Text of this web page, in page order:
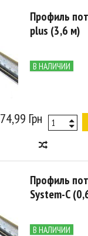
Профиль
plus (3,6 м)
В НАЛИЧИИ
74,99 Грн
Профиль
System-С
В НАЛИЧИИ